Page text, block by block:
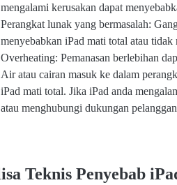
mengalami kerusakan dapat
Perangkat lunak yang bermasalah:
menyebabkan iPad mati total atau tidak
Overheating: Pemanasan berlebihan
Air atau cairan masuk ke dalam
iPad mati total. Jika iPad anda
atau menghubungi dukungan
Teknis Penyebab